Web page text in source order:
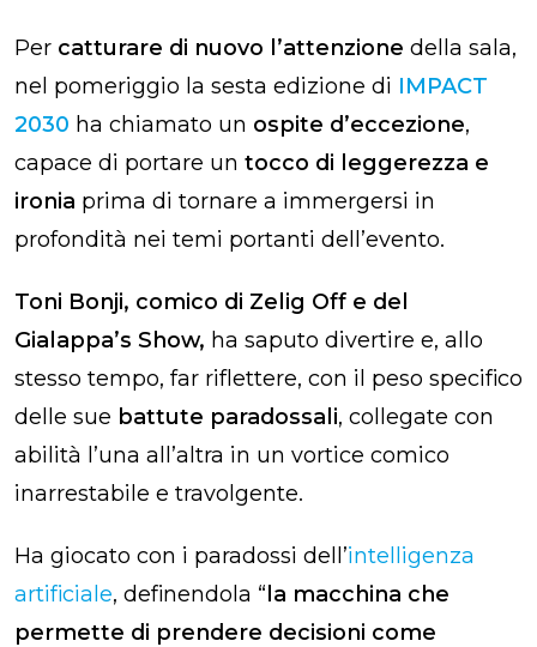
Per catturare di nuovo l’attenzione della sala,
nel pomeriggio la sesta edizione di IMPACT
2030 ha chiamato un ospite d’eccezione,
capace di portare un tocco di leggerezza e
ironia prima di tornare a immergersi in
profondità nei temi portanti dell’evento.
Toni Bonji, comico di Zelig Off e del
Gialappa’s Show, ha saputo divertire e, allo
stesso tempo, far riflettere, con il peso specifico
delle sue battute paradossali, collegate con
abilità l’una all’altra in un vortice comico
inarrestabile e travolgente.
Ha giocato con i paradossi dell’intelligenza
artificiale, definendola “la macchina che
permette di prendere decisioni come